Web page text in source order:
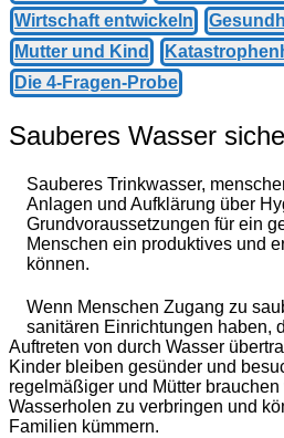
Wirtschaft entwickeln
Mutter und Kind
Die 4-Fragen-Probe
Sauberes Wasser
Sauberes Trinkwasser,
Anlagen und Aufklärung über
Grundvoraussetzungen für ein
Menschen ein produktives und
können.
Wenn Menschen Zugang zu
sanitären Einrichtungen haben,
Auftreten von durch Wasser
Kinder bleiben gesünder und
regelmäßiger und Mütter
Wasserholen zu verbringen und
Familien kümmern.